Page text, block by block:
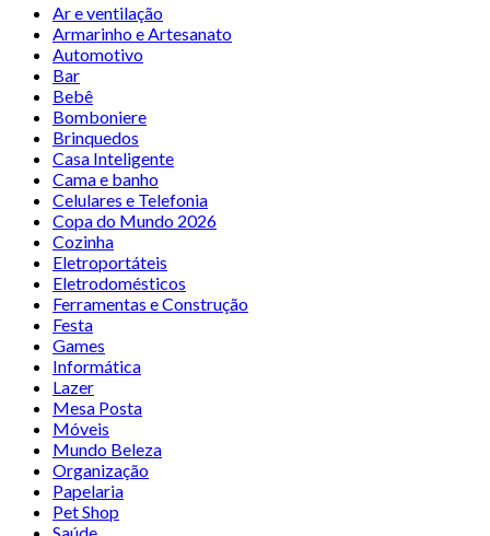
Ar e ventilação
Armarinho e Artesanato
Automotivo
Bar
Bebê
Bomboniere
Brinquedos
Casa Inteligente
Cama e banho
Celulares e Telefonia
Copa do Mundo 2026
Cozinha
Eletroportáteis
Eletrodomésticos
Ferramentas e Construção
Festa
Games
Informática
Lazer
Mesa Posta
Móveis
Mundo Beleza
Organização
Papelaria
Pet Shop